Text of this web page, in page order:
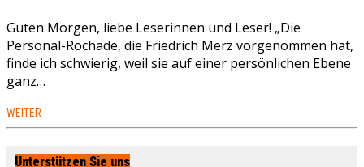
Guten Morgen, liebe Leserinnen und Leser! „Die
Personal-Rochade, die Friedrich Merz vorgenommen hat,
finde ich schwierig, weil sie auf einer persönlichen Ebene
ganz…
WEITER
Unterstützen Sie uns